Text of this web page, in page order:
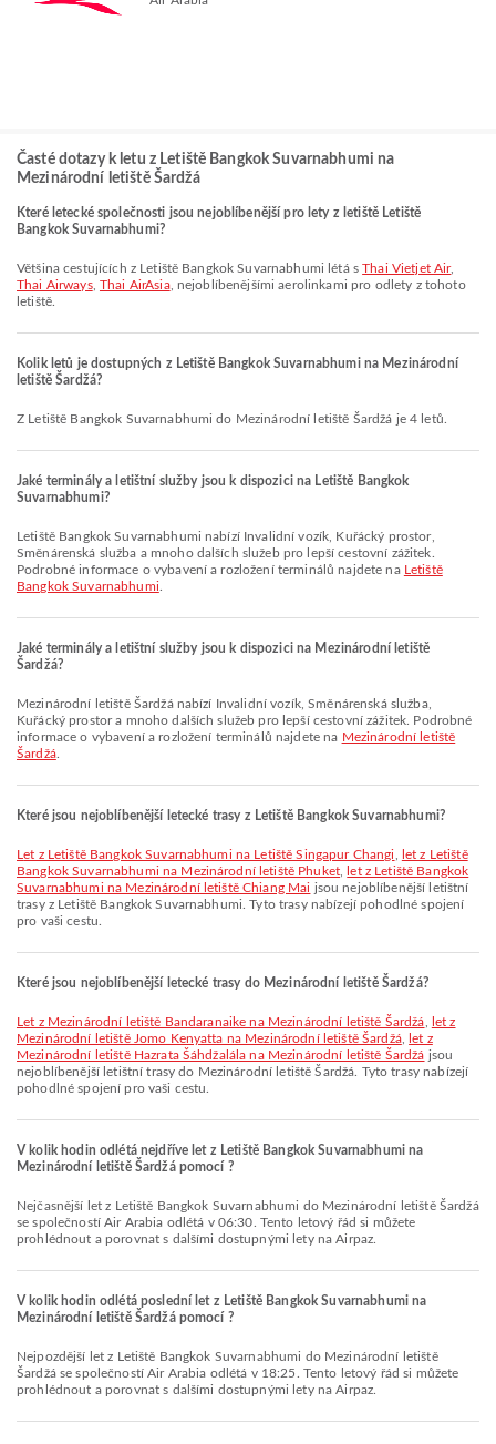
Časté dotazy k letu z Letiště Bangkok Suvarnabhumi na
Mezinárodní letiště Šardžá
Které letecké společnosti jsou nejoblíbenější pro lety z letiště Letiště
Bangkok Suvarnabhumi?
Většina cestujících z Letiště Bangkok Suvarnabhumi létá sThai Vietjet Air,
Thai Airways, Thai AirAsia, nejoblíbenějšími aerolinkami pro odlety z tohoto
letiště.
Kolik letů je dostupných z Letiště Bangkok Suvarnabhumi na Mezinárodní
letiště Šardžá?
Z Letiště Bangkok Suvarnabhumi do Mezinárodní letiště Šardžá je 4 letů.
Jaké terminály a letištní služby jsou k dispozici na Letiště Bangkok
Suvarnabhumi?
Letiště Bangkok Suvarnabhumi nabízí Invalidní vozík, Kuřácký prostor,
Směnárenská služba a mnoho dalších služeb pro lepší cestovní zážitek.
Podrobné informace o vybavení a rozložení terminálů najdete na Letiště
Bangkok Suvarnabhumi
Jaké terminály a letištní služby jsou k dispozici na Mezinárodní letiště
Šardžá?
Mezinárodní letiště Šardžá nabízí Invalidní vozík, Směnárenská služba,
Kuřácký prostor a mnoho dalších služeb pro lepší cestovní zážitek. Podrobné
informace o vybavení a rozložení terminálů najdete na Mezinárodní letiště
Šardžá.
Které jsou nejoblíbenější letecké trasy z Letiště Bangkok Suvarnabhumi?
let z Letiště Bangkok Suvarnabhumi na Letiště Singapur Changi
let z Letiště
Bangkok Suvarnabhumi na Mezinárodní letiště Phuket
let z Letiště Bangkok
Suvarnabhumi na Mezinárodní letiště Chiang Mai jsou nejoblíbenější letištní
trasy z Letiště Bangkok Suvarnabhumi. Tyto trasy nabízejí pohodlné spojení
pro vaši cestu.
Které jsou nejoblíbenější letecké trasy do Mezinárodní letiště Šardžá?
let z Mezinárodní letiště Bandaranaike na Mezinárodní letiště Šardžá
let z
Mezinárodní letiště Jomo Kenyatta na Mezinárodní letiště Šardžá,
let z
Mezinárodní letiště Hazrata Šáhdžalála na Mezinárodní letiště Šardžá jsou
nejoblíbenější letištní trasy do Mezinárodní letiště Šardžá. Tyto trasy nabízejí
pohodlné spojení pro vaši cestu.
V kolik hodin odlétá nejdříve let z Letiště Bangkok Suvarnabhumi na
Mezinárodní letiště Šardžá pomocí ?
Nejčasnější let z Letiště Bangkok Suvarnabhumi do Mezinárodní letiště Šardžá
se společností Air Arabia odlétá v 06:30. Tento letový řád si můžete
prohlédnout a porovnat s dalšími dostupnými lety na Airpaz.
V kolik hodin odlétá poslední let z Letiště Bangkok Suvarnabhumi na
Mezinárodní letiště Šardžá pomocí ?
Nejpozdější let z Letiště Bangkok Suvarnabhumi do Mezinárodní letiště
Šardžá se společností Air Arabia odlétá v 18:25. Tento letový řád si můžete
prohlédnout a porovnat s dalšími dostupnými lety na Airpaz.